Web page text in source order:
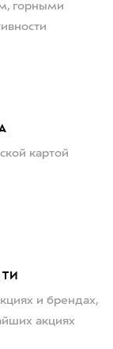
горными
картой
и брендах,
акциях